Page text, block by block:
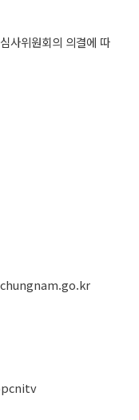
사위원회의 의결에 따